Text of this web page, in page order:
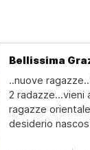
Bellissima
..nuove
2 radazze...vieni
ragazze
desiderio